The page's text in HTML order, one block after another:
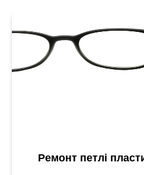
Ремонт петлі